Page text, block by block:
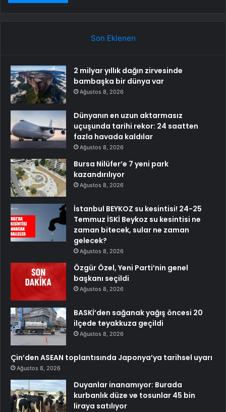
Son Eklenen
2 milyar yıllık dağın zirvesinde
bambaşka bir dünya var
Ağustos 8, 2026
Dünyanın en uzun aktarmasız
uçuşunda tarihi rekor: 24 saatten
fazla havada kaldılar
Ağustos 8, 2026
Bursa Nilüfer’e 7 yeni park
kazandırılıyor
Ağustos 8, 2026
İstanbul BEYKOZ su kesintisi! 24-25
Temmuz İSKİ Beykoz su kesintisi ne
zaman bitecek, sular ne zaman
gelecek?
Ağustos 8, 2026
Özgür Özel, Yeni Parti’nin genel
başkanı seçildi
Ağustos 8, 2026
BASKİ’den sağanak yağış öncesi 20
ilçede teyakkuza geçildi
Ağustos 8, 2026
Çin’den ASEAN toplantısında Japonya’ya tarihsel uyarı
Ağustos 8, 2026
Duyanlar inanamıyor: Burada
kurbanlık düze ve tosunlar 45 bin
liraya satılıyor